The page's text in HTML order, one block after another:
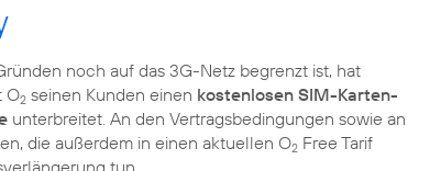
noch auf das 3G-Netz begrenzt ist, hat
O2 seinen Kunden einen kostenlosen SIM-Karten-
unterbreitet. An den Vertragsbedingungen sowie an
die außerdem in einen aktuellen O2 Free Tarif
tun.